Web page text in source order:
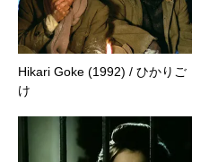
Hikari Goke (1992) / ひかりご
け